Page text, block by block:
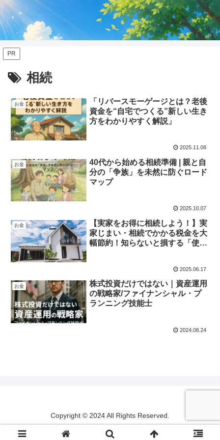
PR
相続
お金
「リバースモーゲージとは？老後
資金を“自宅でつくる”新しい生き
方をわかりやすく解説」
2025.11.08
お金
40代から始める相続準備 | 親と自
分の「争族」を未然に防ぐロード
マップ
2025.10.07
お金
【実家をお得に相続しよう！】実
家じまい・相続でかかる税金を大
幅節約！知らないと損する「使え
2025.06.17
お金
株式投資だけではない｜資産運用
の戦略家/ファイナンシャル・プ
ランニング技能士
2024.08.24
Copyright © 2024 All Rights Reserved.